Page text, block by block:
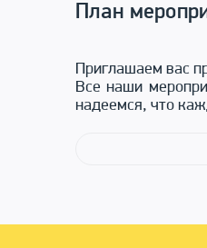
План
Приглашаем вас
Все наши
надеемся, что